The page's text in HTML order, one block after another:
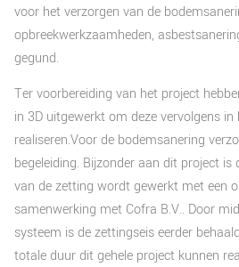
voor het verzorgen van de
opbreekwerkzaamheden,
gegund.
Ter voorbereiding van het project
in 3D uitgewerkt om deze vervolgens in
realiseren.Voor de bodemsanering
begeleiding. Bijzonder aan dit project is
van de zetting wordt gewerkt met een
samenwerking met Cofra B.V.. Door
systeem is de zettingseis eerder
totale duur dit gehele project kunnen